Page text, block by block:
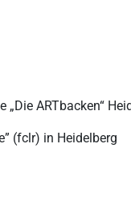
ARTbacken“
(fclr) in Heidelberg